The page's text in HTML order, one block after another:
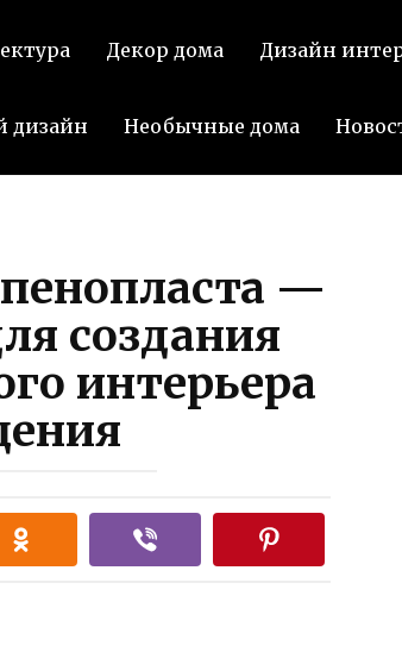
Декор дома Дизайн
дизайн Необычные дома
—
создания
интерьера